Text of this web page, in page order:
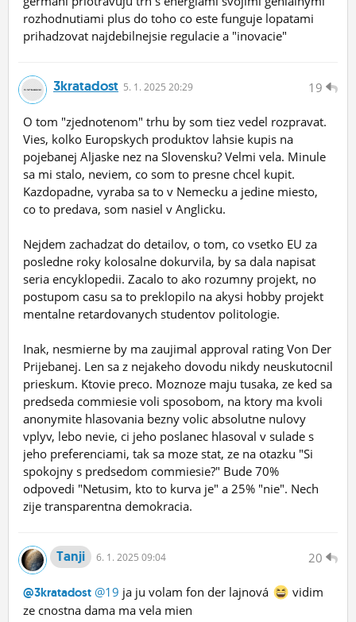
rozhodnutiami plus do toho co este funguje lopatami
prihadzovat najdebilnejsie regulacie a "inovacie"
19
3kratadost 5. 1. 2025 20:29
O tom "zjednotenom" trhu by som tiez vedel rozpravat.
Vies, kolko Europskych produktov lahsie kupis na
pojebanej Aljaske nez na Slovensku? Velmi vela. Minule
sa mi stalo, neviem, co som to presne chcel kupit.
Kazdopadne, vyraba sa to v Nemecku a jedine miesto,
co to predava, som nasiel v Anglicku.
Nejdem zachadzat do detailov, o tom, co vsetko EU za
posledne roky kolosalne dokurvila, by sa dala napisat
seria encyklopedii. Zacalo to ako rozumny projekt, no
postupom casu sa to preklopilo na akysi hobby projekt
mentalne retardovanych studentov politologie.
Inak, nesmierne by ma zaujimal approval rating Von Der
Prijebanej. Len sa z nejakeho dovodu nikdy neuskutocnil
prieskum. Ktovie preco. Moznoze maju tusaka, ze ked sa
predseda commiesie voli sposobom, na ktory ma kvoli
anonymite hlasovania bezny volic absolutne nulovy
vplyv, lebo nevie, ci jeho poslanec hlasoval v sulade s
jeho preferenciami, tak sa moze stat, ze na otazku "Si
spokojny s predsedom commiesie?" Bude 70%
odpovedi "Netusim, kto to kurva je" a 25% "nie". Nech
zije transparentna demokracia.
20
Tanji 6. 1. 2025 09:04
@3kratadost @19 ja ju volam fon der lajnová
vidim
ze cnostna dama ma vela mien